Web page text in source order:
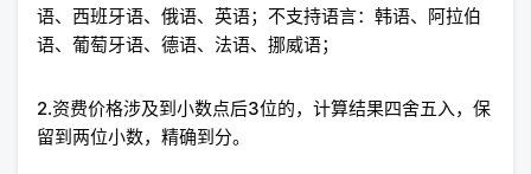
语、西班牙语、俄语、英语；不支持语言：韩语、阿拉伯
语、葡萄牙语、德语、法语、挪威语；
2.资费价格涉及到小数点后3位的，计算结果四舍五入，保
留到两位小数，精确到分。